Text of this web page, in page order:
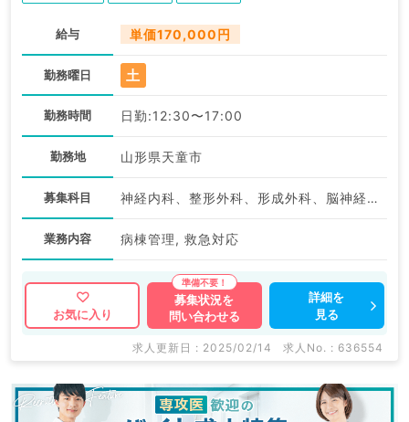
給与 単価170,000円
勤務曜日 土
勤務時間 日勤:12:30〜17:00
勤務地 山形県天童市
募集科目 神経内科、整形外科、形成外科、脳神経外科、呼吸器外科、心臓血管外科、小児外科、泌尿器科、一般内科、循環器内科、呼吸器内科、消化器内科、内分泌・代謝内科、腎臓内科、老年内科、血液内科、外科系全般、一般外科、消化器外科、乳腺外科、膠原病科、スポーツ整形外科、大腸・肛門外科
業務内容 病棟管理, 救急対応
お気に入り
募集状況を
問い合わせる
詳細を
見る
求人更新日 : 2025/02/14 求人No. : 636554